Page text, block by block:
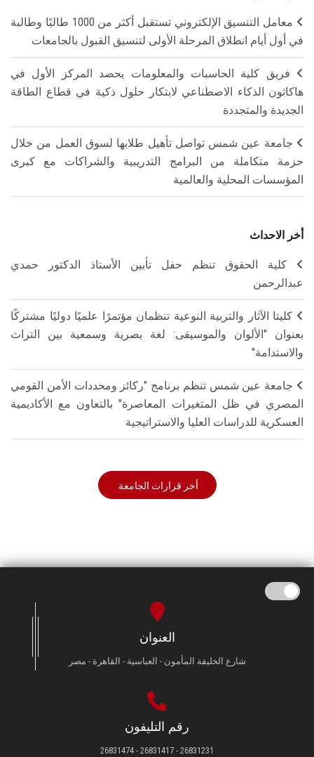
معامل التنسيق الإلكتروني تستقبل أكثر من 1000 طالبًا وطالبة
في أول أيام انطلاق المرحلة الأولى لتنسيق القبول بالجامعات
فريق كلية الحاسبات والمعلومات يحصد المركز الأول في
هاكاثون الذكاء الاصطناعي لابتكار حلول ذكية في قطاع الطاقة
الجديدة والمتجددة
جامعة عين شمس تواصل تأهيل طلابها لسوق العمل من خلال
حزمة متكاملة من البرامج التدريبية والشراكات مع كبرى
المؤسسات المحلية والعالمية
أخر الاحداث
كلية الحقوق تنظم حفل تأبين الأستاذ الدكتور حمدي
عبدالرحمن
كليتا الآثار والتربية النوعية تنظمان مؤتمرًا علميًا دوليًا مشتركًا
بعنوان "الألوان والموسيقى: لغة بصرية وسمعية بين التراث
والاستدامة"
جامعة عين شمس تنظم برنامج "ركائز ومحددات الأمن القومي
المصري في ظل المتغيرات المعاصرة" بالتعاون مع الأكاديمية
العسكرية للدراسات العليا والاستراتيجية
أخر قرارات الجامعة
العنوان
شارع الخليفة المأمون - العباسية - القاهرة - مصر
رقم التليفون
26831231 - 26831417 - 26831474